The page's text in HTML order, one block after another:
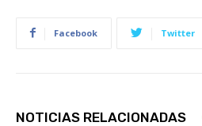
Facebook Twitter
NOTICIAS RELACIONADAS